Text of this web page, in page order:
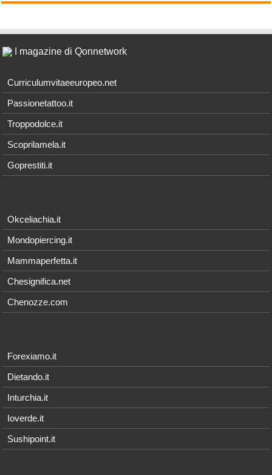
I magazine di Qonnetwork
Curriculumvitaeeuropeo.net
Passionetattoo.it
Troppodolce.it
Scoprilamela.it
Goprestiti.it
Okceliachia.it
Mondopiercing.it
Mammaperfetta.it
Chesignifica.net
Chenozze.com
Forexiamo.it
Dietando.it
Inturchia.it
Ioverde.it
Sushipoint.it